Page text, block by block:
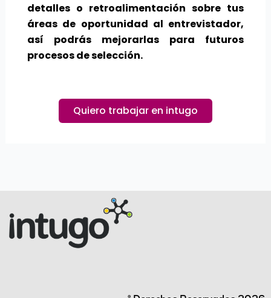
detalles o retroalimentación sobre tus
áreas de oportunidad al entrevistador,
así podrás mejorarlas para futuros
procesos de selección.
Quiero trabajar en intugo